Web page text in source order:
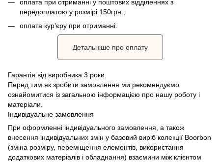
оплата при отриманні у поштових відділеннях з
передоплатою у розмірі 150грн.;
оплата кур'єру при отриманні.
Детальніше про оплату
Гарантія від виробника 3 роки.
Перед тим як зробити замовлення ми рекомендуємо
ознайомитися із загальною інформацією про нашу роботу і
матеріали.
Індивідуальне замовлення
При оформленні індивідуального замовлення, а також
внесення індивідуальних змін у базовий виріб колекції Boorbon
(зміна розміру, переміщення елементів, використання
додаткових матеріалів і обладнання) взаємини між клієнтом